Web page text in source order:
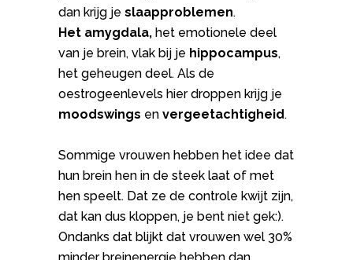
dan krijg je slaapproblemen.
Het amygdala, het emotionele deel
van je brein, vlak bij je hippocampus,
het geheugen deel. Als de
oestrogeenlevels hier droppen krijg je
moodswings en vergeetachtigheid.
Sommige vrouwen hebben het idee dat
hun brein hen in de steek laat of met
hen speelt. Dat ze de controle kwijt zijn,
dat kan dus kloppen, je bent niet gek:).
Ondanks dat blijkt dat vrouwen wel 30%